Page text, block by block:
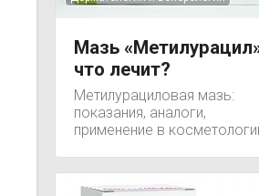
Мазь
что лечит?
Метилурациловая мазь:
показания, аналоги,
применение в